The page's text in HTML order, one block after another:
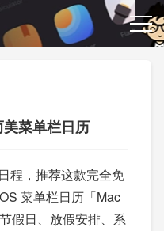
菜单栏日历
程，推荐这款完全免
菜单栏日历「Mac
假日、放假安排、系